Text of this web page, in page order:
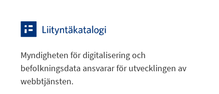
Myndigheten för digitalisering och
befolkningsdata ansvarar för utvecklingen av
webbtjänsten.